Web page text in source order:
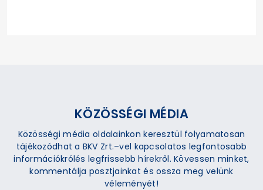
KÖZÖSSÉGI MÉDIA
Közösségi média oldalainkon keresztül folyamatosan
tájékozódhat a BKV Zrt.–vel kapcsolatos legfontosabb
információkrólés legfrissebb hírekről. Kövessen minket,
kommentálja posztjainkat és ossza meg velünk
véleményét!